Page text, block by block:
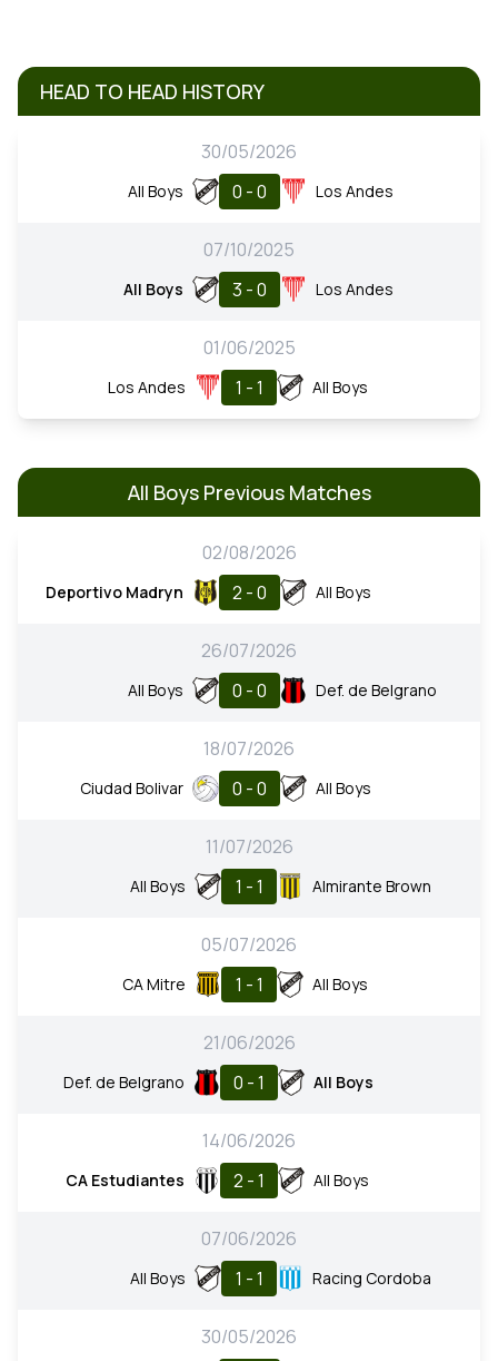
HEAD TO HEAD HISTORY
30/05/2026
All Boys 0 - 0 Los Andes
07/10/2025
All Boys 3 - 0 Los Andes
01/06/2025
Los Andes 1 - 1 All Boys
All Boys Previous Matches
02/08/2026
Deportivo Madryn 2 - 0 All Boys
26/07/2026
All Boys 0 - 0 Def. de Belgrano
18/07/2026
Ciudad Bolivar 0 - 0 All Boys
11/07/2026
All Boys 1 - 1 Almirante Brown
05/07/2026
CA Mitre 1 - 1 All Boys
21/06/2026
Def. de Belgrano 0 - 1 All Boys
14/06/2026
CA Estudiantes 2 - 1 All Boys
07/06/2026
All Boys 1 - 1 Racing Cordoba
30/05/2026